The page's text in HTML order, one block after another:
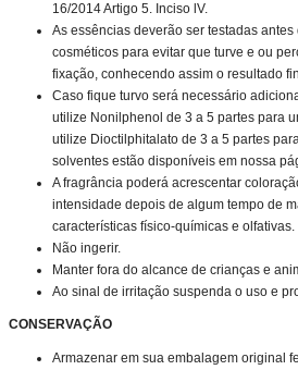
16/2014 Artigo 5. Inciso lV.
As essências deverão ser testadas
cosméticos para evitar que turve e ou
fixação, conhecendo assim o resultado
Caso fique turvo será necessário
utilize Nonilphenol de 3 a 5 partes para
utilize Dioctilphitalato de 3 a 5 partes
solventes estão disponíveis em nossa
A fragrância poderá acrescentar
intensidade depois de algum tempo de
características físico-químicas e olfativas.
Não ingerir.
Manter fora do alcance de crianças e
Ao sinal de irritação suspenda o uso e
CONSERVAÇÃO
Armazenar em sua embalagem original